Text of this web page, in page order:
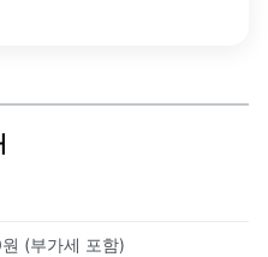
(부가세 포함)